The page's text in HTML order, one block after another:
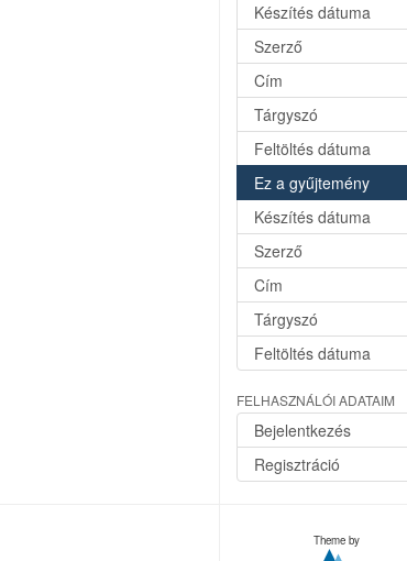
Készítés dátuma
Szerző
Cím
Tárgyszó
Feltöltés dátuma
Ez a gyűjtemény
Készítés dátuma
Szerző
Cím
Tárgyszó
Feltöltés dátuma
FELHASZNÁLÓI ADATAIM
Bejelentkezés
Regisztráció
Theme by